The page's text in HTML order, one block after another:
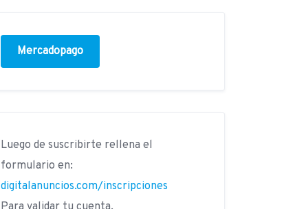
Mercadopago
Luego de suscribirte rellena el
formulario en:
digitalanuncios.com/inscripciones